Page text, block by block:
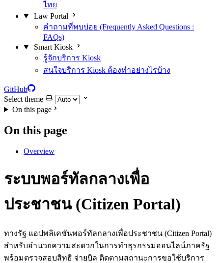
ไทย
Law Portal
คำถามที่พบบ่อย (Frequently Asked Questions :
FAQs)
Smart Kiosk
รู้จักบริการ Kiosk
สนใจบริการ Kiosk ต้องทำอย่างไรบ้าง
GitHub
Select theme
On this page
On this page
Overview
ระบบพอร์ทัลกลางเพื่อ
ประชาชน (Citizen Portal)
ทางรัฐ แอปพลิเคชันพอร์ทัลกลางเพื่อประชาชน (Citizen Portal)
สำหรับอำนวยความสะดวกในการทำธุรกรรมออนไลน์ภาครัฐ
พร้อมตรวจสอบสิทธิ จ่ายบิล ติดตามสถานะการขอใช้บริการ